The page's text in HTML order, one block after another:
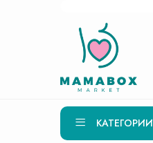
КАТЕГОРИИ